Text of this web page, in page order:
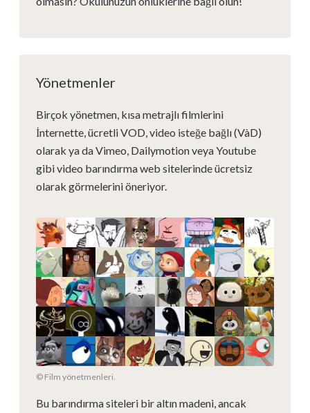
Yönetmenler
Birçok yönetmen, kısa metrajlı filmlerini
İnternette, ücretli VOD, video isteğe bağlı (VàD)
olarak ya da Vimeo, Dailymotion veya Youtube
gibi video barındırma web sitelerinde ücretsiz
olarak görmelerini öneriyor.
© Film yönetmenleri.
Bu barındırma siteleri bir altın madeni, ancak